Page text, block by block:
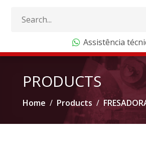
Assistência
COMPANY
PRODUCTS
BRANDS
PRODUCTS
Home Products